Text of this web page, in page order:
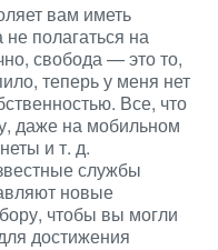
вам иметь
полагаться на
свобода — это то,
теперь у меня нет
Все, что
даже на мобильном
и т. д.
службы
новые
чтобы вы могли
достижения